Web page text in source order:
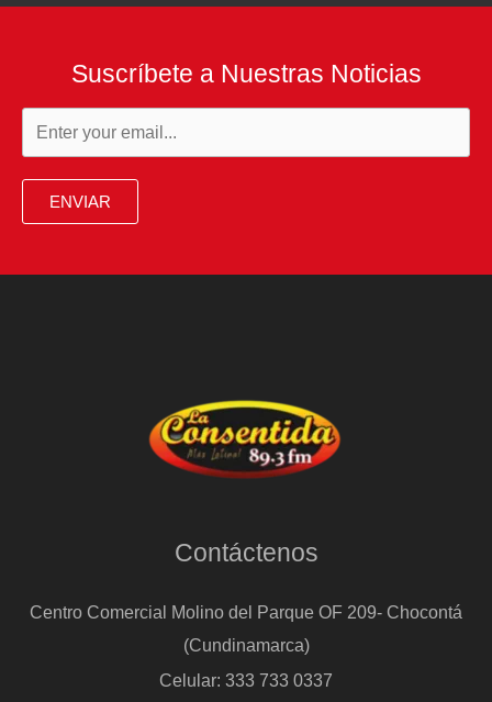
Suscríbete a Nuestras Noticias
ENVIAR
Contáctenos
Centro Comercial Molino del Parque OF 209- Chocontá
(Cundinamarca)
Celular: 333 733 0337